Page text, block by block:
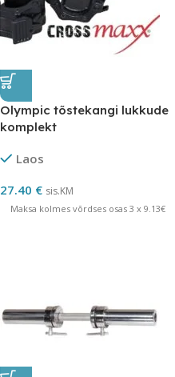
Olympic tõstekangi lukkude
komplekt
Laos
27.40 € sis.KM
Maksa kolmes võrdses osas 3 x 9.13€